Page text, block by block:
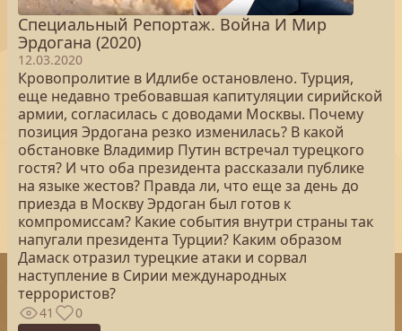
Специальный Репортаж. Война И Мир
Эрдогана (2020)
12.03.2020
Кровопролитие в Идлибе остановлено. Турция,
еще недавно требовавшая капитуляции сирийской
армии, согласилась с доводами Москвы. Почему
позиция Эрдогана резко изменилась? В какой
обстановке Владимир Путин встречал турецкого
гостя? И что оба президента рассказали публике
на языке жестов? Правда ли, что еще за день до
приезда в Москву Эрдоган был готов к
компромиссам? Какие события внутри страны так
напугали президента Турции? Каким образом
Дамаск отразил турецкие атаки и сорвал
наступление в Сирии международных
террористов?
41 0